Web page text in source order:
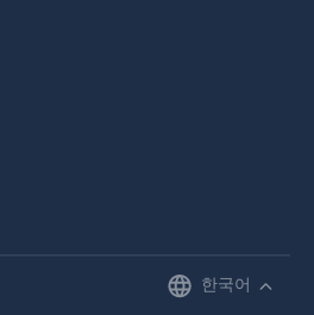
한국어